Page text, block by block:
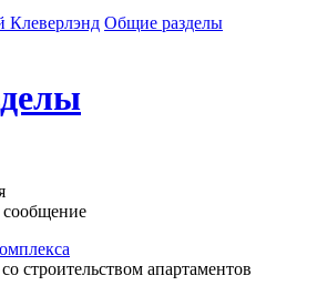
Клеверлэнд Общие разделы
строительством апартаментов